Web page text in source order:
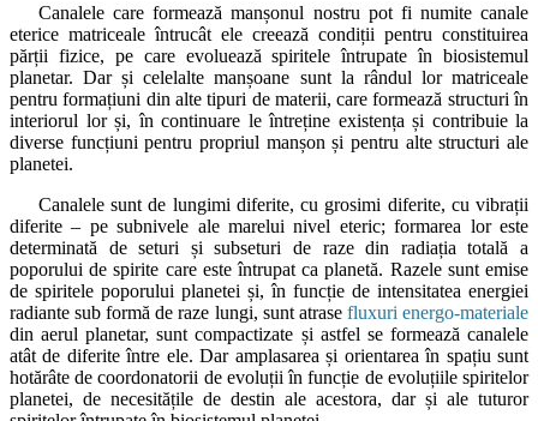
Canalele care formează manșonul nostru pot fi numite canale
eterice matriceale întrucât ele creează condiții pentru constituirea
părții fizice, pe care evoluează spiritele întrupate în biosistemul
planetar. Dar și celelalte manșoane sunt la rândul lor matriceale
pentru formațiuni din alte tipuri de materii, care formează structuri în
interiorul lor și, în continuare le întreține existența și contribuie la
diverse funcțiuni pentru propriul manșon și pentru alte structuri ale
planetei.
Canalele sunt de lungimi diferite, cu grosimi diferite, cu vibrații
diferite – pe subnivele ale marelui nivel eteric; formarea lor este
determinată de seturi și subseturi de raze din radiația totală a
poporului de spirite care este întrupat ca planetă. Razele sunt emise
de spiritele poporului planetei și, în funcție de intensitatea energiei
radiante sub formă de raze lungi, sunt atrase fluxuri energo-materiale
din aerul planetar, sunt compactizate și astfel se formează canalele
atât de diferite între ele. Dar amplasarea și orientarea în spațiu sunt
hotărâte de coordonatorii de evoluții în funcție de evoluțiile spiritelor
planetei, de necesitățile de destin ale acestora, dar și ale tuturor